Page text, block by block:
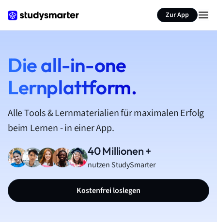
Zur App
Die all-in-one
Lernplattform.
Alle Tools & Lernmaterialien für maximalen Erfolg
beim Lernen - in einer App.
40 Millionen +
nutzen StudySmarter
Kostenfrei loslegen